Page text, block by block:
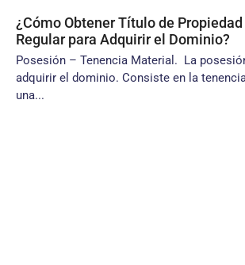
¿Cómo Obtener Título de
Regular para Adquirir el Dominio?
Posesión – Tenencia Material. La
adquirir el dominio. Consiste en la
una...